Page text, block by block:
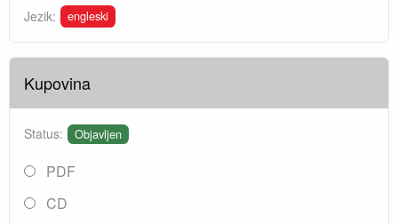
Jezik: engleski
Kupovina
Status: Objavljen
PDF
CD